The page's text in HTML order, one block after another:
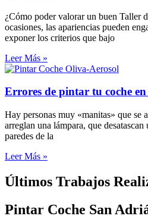
¿Cómo poder valorar un buen Taller
ocasiones, las apariencias pueden
exponer los criterios que bajo
Leer Más »
Errores de pintar tu coche en
Hay personas muy «manitas» que se
arreglan una lámpara, que
paredes de la
Leer Más »
Últimos Trabajos
Pintar Coche San